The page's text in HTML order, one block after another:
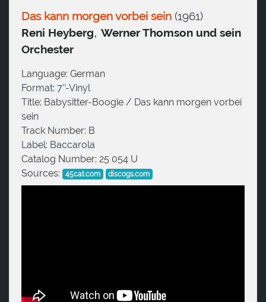
Das kann morgen vorbei sein (1961)
Reni Heyberg, Werner Thomson und sein
Orchester
Language: German
Format: 7''-Vinyl
Title: Babysitter-Boogie / Das kann morgen vorbei
sein
Track Number: B
Label: Baccarola
Catalog Number: 25 054 U
Sources:
45cat.com discogs.com